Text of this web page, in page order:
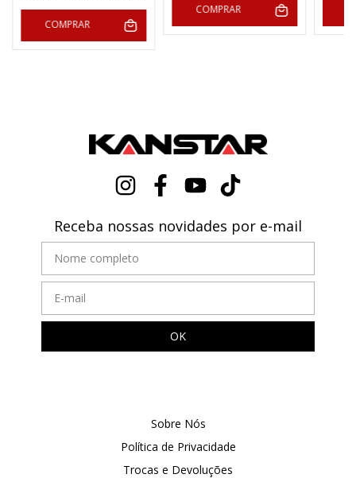
COMPRAR
COMPRAR
Receba nossas novidades por e-mail
Sobre Nós
Política de Privacidade
Trocas e Devoluções